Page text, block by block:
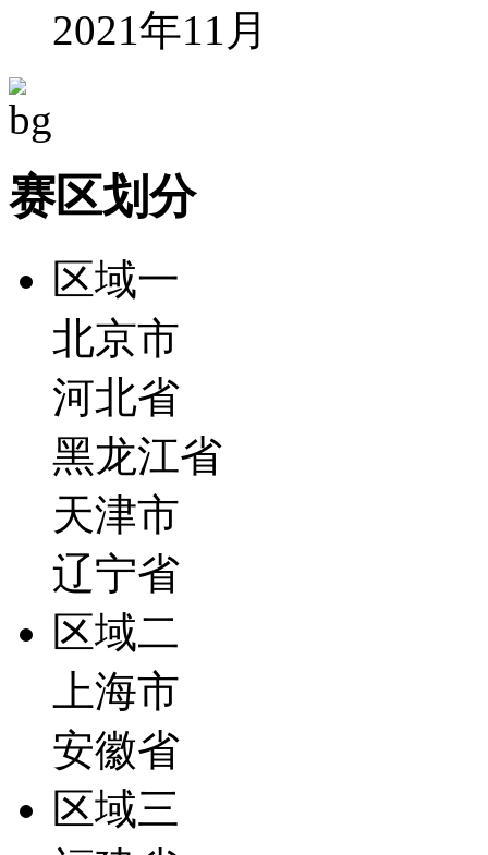
2021年11月
赛区划分
区域一
北京市
河北省
黑龙江省
天津市
辽宁省
区域二
上海市
安徽省
区域三